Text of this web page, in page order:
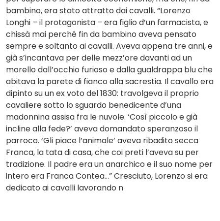
bambino, era stato attratto dai cavalli. “Lorenzo
Longhi – il protagonista – era figlio d’un farmacista, e
chissà mai perché fin da bambino aveva pensato
sempre e soltanto ai cavalli. Aveva appena tre anni, e
già s’incantava per delle mezz’ore davanti ad un
morello dall’occhio furioso e dalla gualdrappa blu che
abitava la parete di fianco alla sacrestia. Il cavallo era
dipinto su un ex voto del 1830: travolgeva il proprio
cavaliere sotto lo sguardo benedicente d’una
madonnina assisa fra le nuvole. ‘Così piccolo e già
incline alla fede?’ aveva domandato speranzoso il
parroco. ‘Gli piace l’animale’ aveva ribadito secca
Franca, la tata di casa, che coi preti l’aveva su per
tradizione. Il padre era un anarchico e il suo nome per
intero era Franca Contea...” Cresciuto, Lorenzo si era
dedicato ai cavalli lavorando n